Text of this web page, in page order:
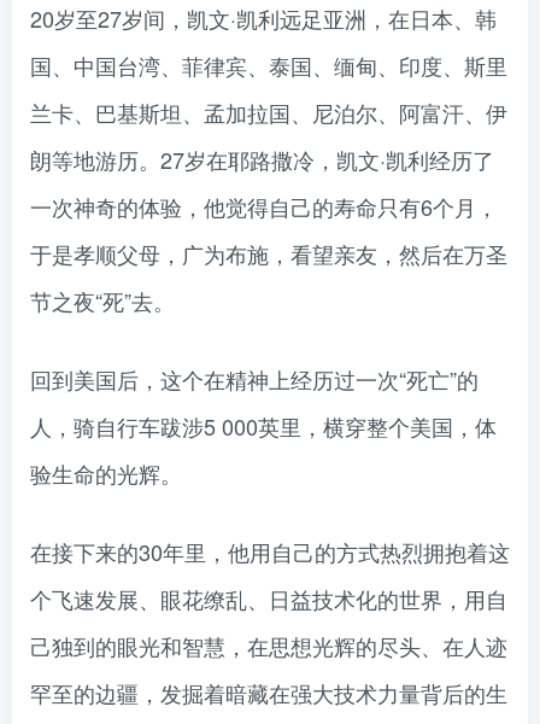
20岁至27岁间，凯文·凯利远足亚洲，在日本、韩
国、中国台湾、菲律宾、泰国、缅甸、印度、斯里
兰卡、巴基斯坦、孟加拉国、尼泊尔、阿富汗、伊
朗等地游历。27岁在耶路撒冷，凯文·凯利经历了
一次神奇的体验，他觉得自己的寿命只有6个月，
于是孝顺父母，广为布施，看望亲友，然后在万圣
节之夜“死”去。
回到美国后，这个在精神上经历过一次“死亡”的
人，骑自行车跋涉5 000英里，横穿整个美国，体
验生命的光辉。
在接下来的30年里，他用自己的方式热烈拥抱着这
个飞速发展、眼花缭乱、日益技术化的世界，用自
己独到的眼光和智慧，在思想光辉的尽头、在人迹
罕至的边疆，发掘着暗藏在强大技术力量背后的生